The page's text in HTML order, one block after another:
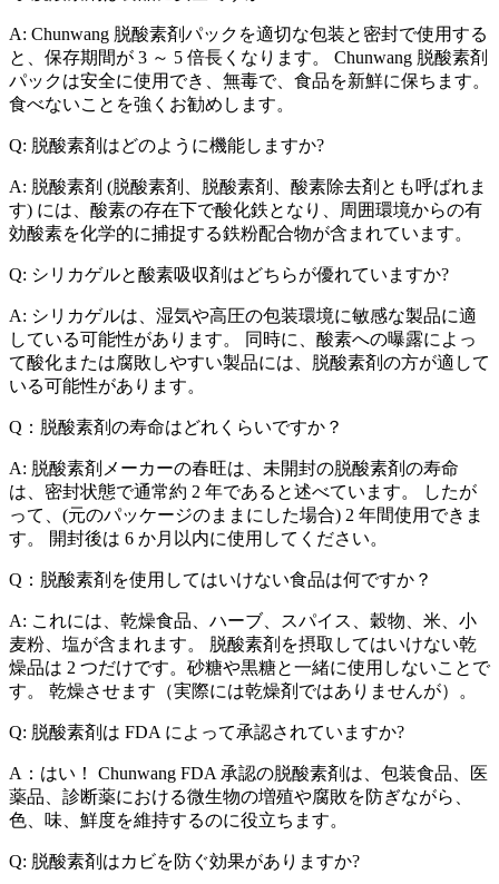
A: Chunwang 脱酸素剤パックを適切な包装と密封で使用する
と、保存期間が 3 ～ 5 倍長くなります。 Chunwang 脱酸素剤
パックは安全に使用でき、無毒で、食品を新鮮に保ちます。
食べないことを強くお勧めします。
Q: 脱酸素剤はどのように機能しますか?
A: 脱酸素剤 (脱酸素剤、脱酸素剤、酸素除去剤とも呼ばれま
す) には、酸素の存在下で酸化鉄となり、周囲環境からの有
効酸素を化学的に捕捉する鉄粉配合物が含まれています。
Q: シリカゲルと酸素吸収剤はどちらが優れていますか?
A: シリカゲルは、湿気や高圧の包装環境に敏感な製品に適
している可能性があります。 同時に、酸素への曝露によっ
て酸化または腐敗しやすい製品には、脱酸素剤の方が適して
いる可能性があります。
Q：脱酸素剤の寿命はどれくらいですか？
A: 脱酸素剤メーカーの春旺は、未開封の脱酸素剤の寿命
は、密封状態で通常約 2 年であると述べています。 したが
って、(元のパッケージのままにした場合) 2 年間使用できま
す。 開封後は 6 か月以内に使用してください。
Q：脱酸素剤を使用してはいけない食品は何ですか？
A: これには、乾燥食品、ハーブ、スパイス、穀物、米、小
麦粉、塩が含まれます。 脱酸素剤を摂取してはいけない乾
燥品は 2 つだけです。砂糖や黒糖と一緒に使用しないことで
す。 乾燥させます（実際には乾燥剤ではありませんが）。
Q: 脱酸素剤は FDA によって承認されていますか?
A：はい！ Chunwang FDA 承認の脱酸素剤は、包装食品、医
薬品、診断薬における微生物の増殖や腐敗を防ぎながら、
色、味、鮮度を維持するのに役立ちます。
Q: 脱酸素剤はカビを防ぐ効果がありますか?